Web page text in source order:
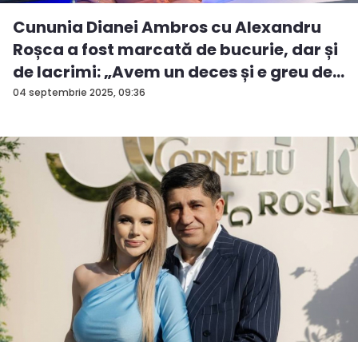
04 septembrie 2025, 09:36
Cununia Dianei Ambros cu Alexandru
Roșca a fost marcată de bucurie, dar și
de lacrimi: „Avem un deces și e greu de...